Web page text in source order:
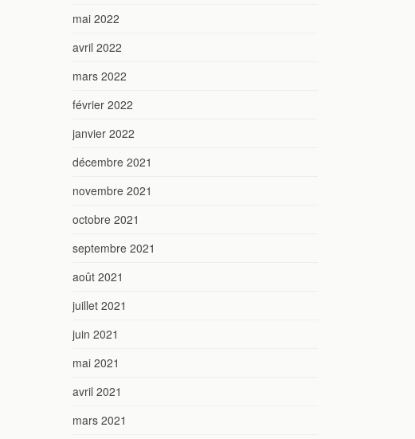
mai 2022
avril 2022
mars 2022
février 2022
janvier 2022
décembre 2021
novembre 2021
octobre 2021
septembre 2021
août 2021
juillet 2021
juin 2021
mai 2021
avril 2021
mars 2021